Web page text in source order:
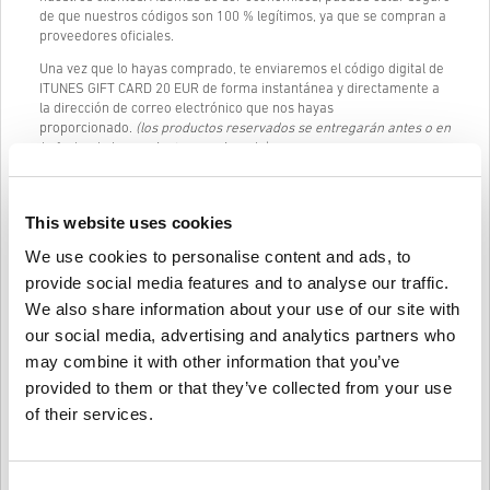
This website uses cookies
We use cookies to personalise content and ads, to
provide social media features and to analyse our traffic.
We also share information about your use of our site with
our social media, advertising and analytics partners who
may combine it with other information that you’ve
provided to them or that they’ve collected from your use
of their services.
de que nuestros códigos son 100 % legítimos, ya que se compran a
proveedores oficiales.
Una vez que lo hayas comprado, te enviaremos el código digital de
ITUNES GIFT CARD 20 EUR de forma instantánea y directamente a
la dirección de correo electrónico que nos hayas
proporcionado. (los productos reservados se entregarán antes o en
la fecha de lanzamiento mencionada)
Nuestro chat en vivo (24/7) y un excelente servicio de atención al
problemas o preguntas sobre el código de ITUNES GIFT CARD 20
formularios engorrosos o encuestas para completar y solo
requiere una dirección de correo electrónico y un método de pago
válido, por lo que el proceso de compra de ITUNES GIFT CARD 20
Cómo funciona en Livecards.net